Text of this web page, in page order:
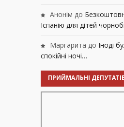
Анонім до
Іспанію для дітей
Маргарита до Іноді
спокійні ночі…
ПРИЙМАЛЬНІ